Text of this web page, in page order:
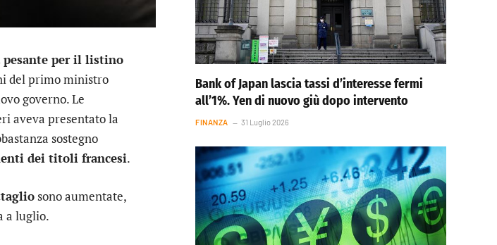
pesante per il listino
del primo ministro
governo. Le
aveva presentato la
sostegno
dei titoli francesi.
sono aumentate,
a luglio.
Bank of Japan lascia tassi d’interesse fermi
all’1%. Yen di nuovo giù dopo intervento
FINANZA 31 Luglio 2026